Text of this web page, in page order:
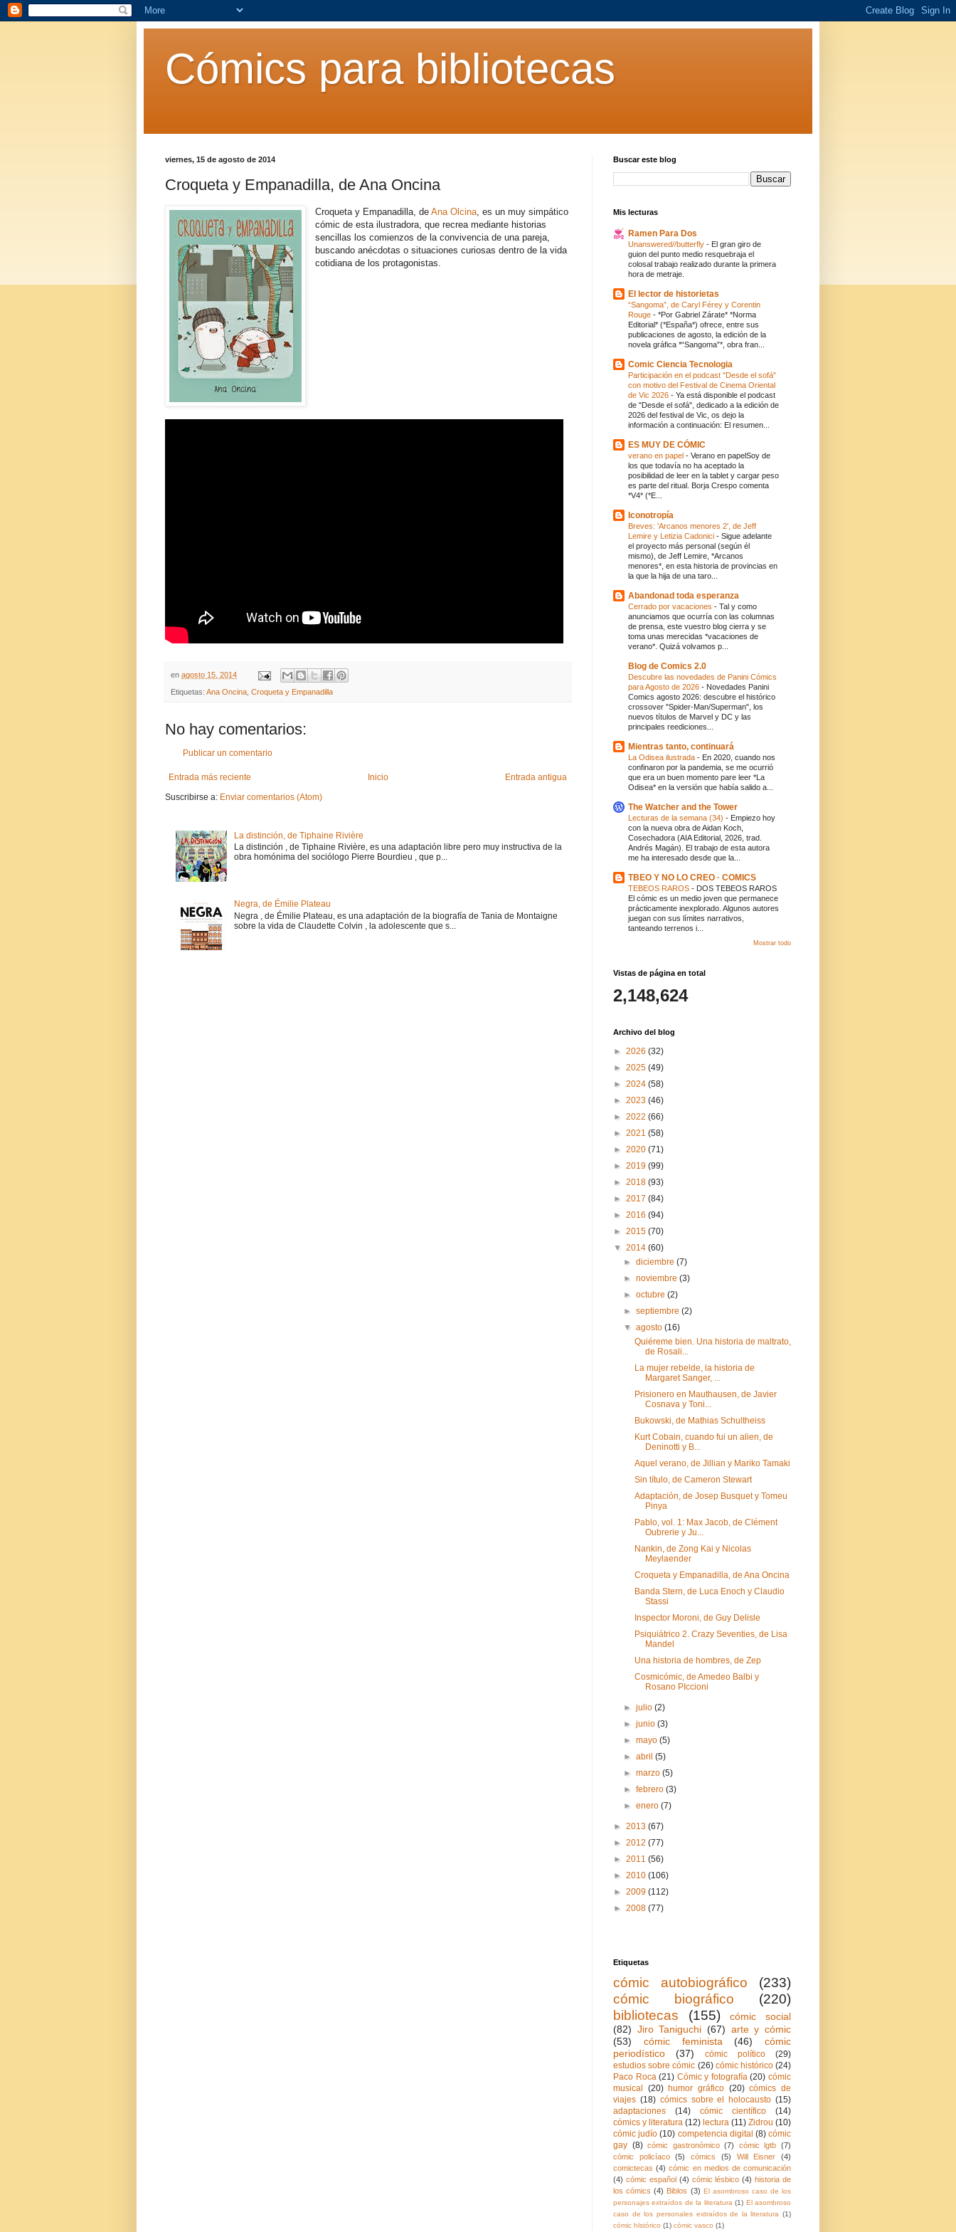
Cómics para bibliotecas
viernes, 15 de agosto de 2014
Croqueta y Empanadilla, de Ana Oncina
Croqueta y Empanadilla, deAna Olcina , es un muy simpático
cómic de esta ilustradora, que recrea mediante historias
sencillas los comienzos de la convivencia de una pareja,
buscando anécdotas o situaciones curiosas dentro de la vida
cotidiana de los protagonistas.
en agosto 15, 2014
Etiquetas: Ana Oncina Croqueta y Empanadilla
No hay comentarios:
Publicar un comentario
Entrada más reciente Entrada antigua
Inicio
Suscribirse a: Enviar comentarios (Atom)
La distinción, de Tiphaine Rivière
La distinción , de Tiphaine Rivière, es una adaptación libre pero muy instructiva de la
obra homónima del sociólogo Pierre Bourdieu , que p...
Negra, de Émilie Plateau
Negra , de Émilie Plateau, es una adaptación de la biografía de Tania de Montaigne
sobre la vida de Claudette Colvin , la adolescente que s...
Buscar este blog
Mis lecturas
Ramen Para Dos
Unanswered//butterfly - El gran giro de
guion del punto medio resquebraja el
colosal trabajo realizado durante la primera
hora de metraje.
El lector de historietas
“Sangoma”, de Caryl Férey y Corentin
Rouge - *Por Gabriel Zárate* *Norma
Editorial* (*España*) ofrece, entre sus
publicaciones de agosto, la edición de la
novela gráfica *“Sangoma”*, obra fran...
Comic Ciencia Tecnologia
Participación en el podcast "Desde el sofá"
con motivo del Festival de Cinema Oriental
de Vic 2026 - Ya está disponible el podcast
de "Desde el sofá", dedicado a la edición de
2026 del festival de Vic, os dejo la
información a continuación: El resumen...
ES MUY DE CÓMIC
verano en papel - Verano en papelSoy de
los que todavía no ha aceptado la
posibilidad de leer en la tablet y cargar peso
es parte del ritual. Borja Crespo comenta
*V4* (*E...
Iconotropía
Breves: 'Arcanos menores 2', de Jeff
Lemire y Letizia Cadonici - Sigue adelante
el proyecto más personal (según él
mismo), de Jeff Lemire, *Arcanos
menores*, en esta historia de provincias en
la que la hija de una taro...
Abandonad toda esperanza
Cerrado por vacaciones - Tal y como
anunciamos que ocurría con las columnas
de prensa, este vuestro blog cierra y se
toma unas merecidas *vacaciones de
verano*. Quizá volvamos p...
Blog de Comics 2.0
Descubre las novedades de Panini Cómics
para Agosto de 2026 - Novedades Panini
Comics agosto 2026: descubre el histórico
crossover "Spider-Man/Superman", los
nuevos títulos de Marvel y DC y las
principales reediciones...
Mientras tanto, continuará
La Odisea ilustrada - En 2020, cuando nos
confinaron por la pandemia, se me ocurrió
que era un buen momento pare leer *La
Odisea* en la versión que había salido a...
The Watcher and the Tower
Lecturas de la semana (34) - Empiezo hoy
con la nueva obra de Aidan Koch,
Cosechadora (AIA Editorial, 2026, trad.
Andrés Magán). El trabajo de esta autora
me ha interesado desde que la...
TBEO Y NO LO CREO · COMICS
TEBEOS RAROS - DOS TEBEOS RAROS
El cómic es un medio joven que permanece
prácticamente inexplorado. Algunos autores
juegan con sus límites narrativos,
tanteando terrenos i...
Mostrar todo
Vistas de página en total
2,148,624
Archivo del blog
► 2026 (32)
► 2025 (49)
► 2024 (58)
► 2023 (46)
► 2022 (66)
► 2021 (58)
► 2020 (71)
► 2019 (99)
► 2018 (93)
► 2017 (84)
► 2016 (94)
► 2015 (70)
▼ 2014 (60)
►diciembre(7)
►noviembre(3)
►octubre(2)
►septiembre(2)
▼agosto(16)
Quiéreme bien. Una historia de maltrato,
de Rosali...
La mujer rebelde, la historia de
Margaret Sanger, ...
Prisionero en Mauthausen, de Javier
Cosnava y Toni...
Bukowski, de Mathias Schultheiss
Kurt Cobain, cuando fui un alien, de
Deninotti y B...
Aquel verano, de Jillian y Mariko Tamaki
Sin título, de Cameron Stewart
Adaptación, de Josep Busquet y Tomeu
Pinya
Pablo, vol. 1: Max Jacob, de Clément
Oubrerie y Ju...
Nankin, de Zong Kai y Nicolas
Meylaender
Croqueta y Empanadilla, de Ana Oncina
Banda Stern, de Luca Enoch y Claudio
Stassi
Inspector Moroni, de Guy Delisle
Psiquiátrico 2. Crazy Seventies, de Lisa
Mandel
Una historia de hombres, de Zep
Cosmicómic, de Amedeo Balbi y
Rosano PIccioni
►julio(2)
►junio(3)
►mayo(5)
►abril(5)
►marzo(5)
►febrero(3)
►enero(7)
► 2013 (67)
► 2012 (77)
► 2011 (56)
► 2010 (106)
► 2009 (112)
► 2008 (77)
Etiquetas
cómic autobiográfico
(233)
cómic biográfico
(220)
bibliotecas
(155)
cómic social
(82) Jiro Taniguchi (67) arte y cómic
(53)
cómic feminista (46)
cómic
periodístico
(37) cómic político
(29)
estudios sobre cómic (26) cómic histórico (24)
Paco Roca (21) Cómic y fotografía (20) cómic
musical
(20) humor gráfico (20) cómics de
viajes (18) cómics sobre el holocausto (15)
adaptaciones
(14) cómic científico
(14)
cómics y literatura (12) lectura (11) Zidrou (10)
cómic judío (10) competencia digital (8) cómic
gay (8) cómic gastronómico (7) cómic lgtb (7)
cómic policíaco
(5) cómics (5) Will Eisner
(4)
comictecas (4) cómic en medios de comunicación
(4) cómic español (4) cómic lésbico (4) historia de
los cómics (4) Biblos (3) El asombroso caso de los
personajes extraídos de la literatura (1) El asombroso
caso de los personales extraídos de la literatura (1)
cómic hlstórico (1) cómic vasco (1)